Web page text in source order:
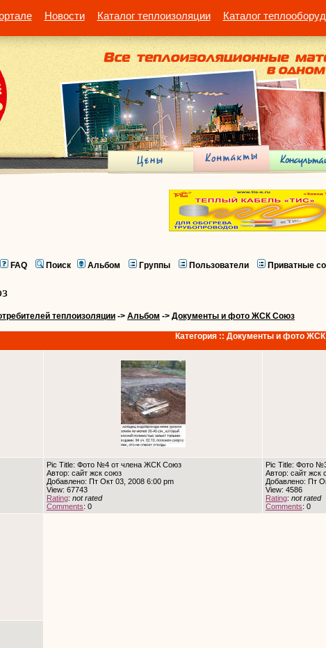
Новости Каталог теплоизоляции Каталог
FAQ Поиск Альбом Группы Пользователи Приватные
теплоизоляции -> Альбом -> Документы и фото ЖСК Союз
Категория :: Документы и фото
Pic Title: Фото №4 от члена ЖСК Союз
Автор: сайт жск союз
Добавлено: Пт Окт 03, 2008 6:00 pm
View: 67743
Rating: not rated
Comments: 0
Pic Title: Фото
Автор: сайт жск
Добавлено: Пт
View: 4586
Rating: not rated
Comments: 0